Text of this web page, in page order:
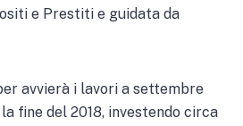
e Prestiti e guidata da
avvierà i lavori a settembre
fine del 2018, investendo circa